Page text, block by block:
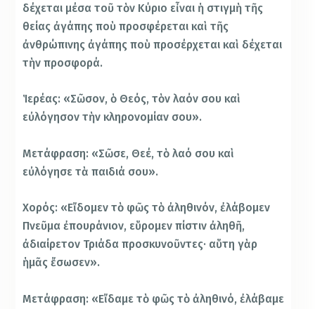
δέχεται μέσα τοῦ τὸν Κύριο εἶναι ἡ στιγμὴ τῆς
θείας ἀγάπης ποὺ προσφέρεται καὶ τῆς
ἀνθρώπινης ἀγάπης ποὺ προσέρχεται καὶ δέχεται
τὴν προσφορά.
Ἱερέας: «Σῶσον, ὁ Θεός, τὸν λαόν σου καὶ
εὐλόγησον τὴν κληρονομίαν σου».
Μετάφραση: «Σῶσε, Θεέ, τὸ λαό σου καὶ
εὐλόγησε τὰ παιδιά σου».
Χορός: «Εἴδομεν τὸ φῶς τὸ ἀληθινόν, ἐλάβομεν
Πνεῦμα ἐπουράνιον, εὕρομεν πίστιν ἀληθῆ,
ἀδιαίρετον Τριάδα προσκυνοῦντες· αὕτη γὰρ
ἡμᾶς ἔσωσεν».
Μετάφραση: «Εἴδαμε τὸ φῶς τὸ ἀληθινό, ἐλάβαμε